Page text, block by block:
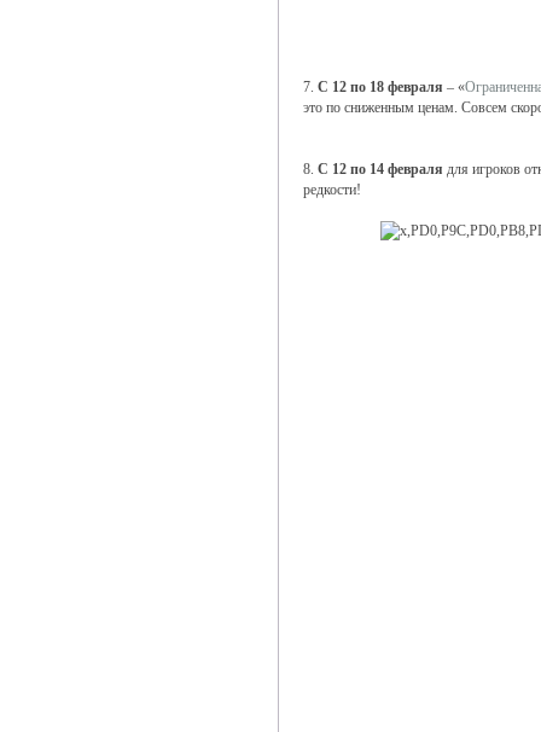
7. С 12 по 18 февраля – «
это по сниженным ценам. Совсем
8. С 12 по 14 февраля для игроков
редкости!